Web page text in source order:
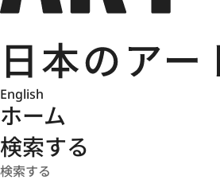
English
ホーム
検索する